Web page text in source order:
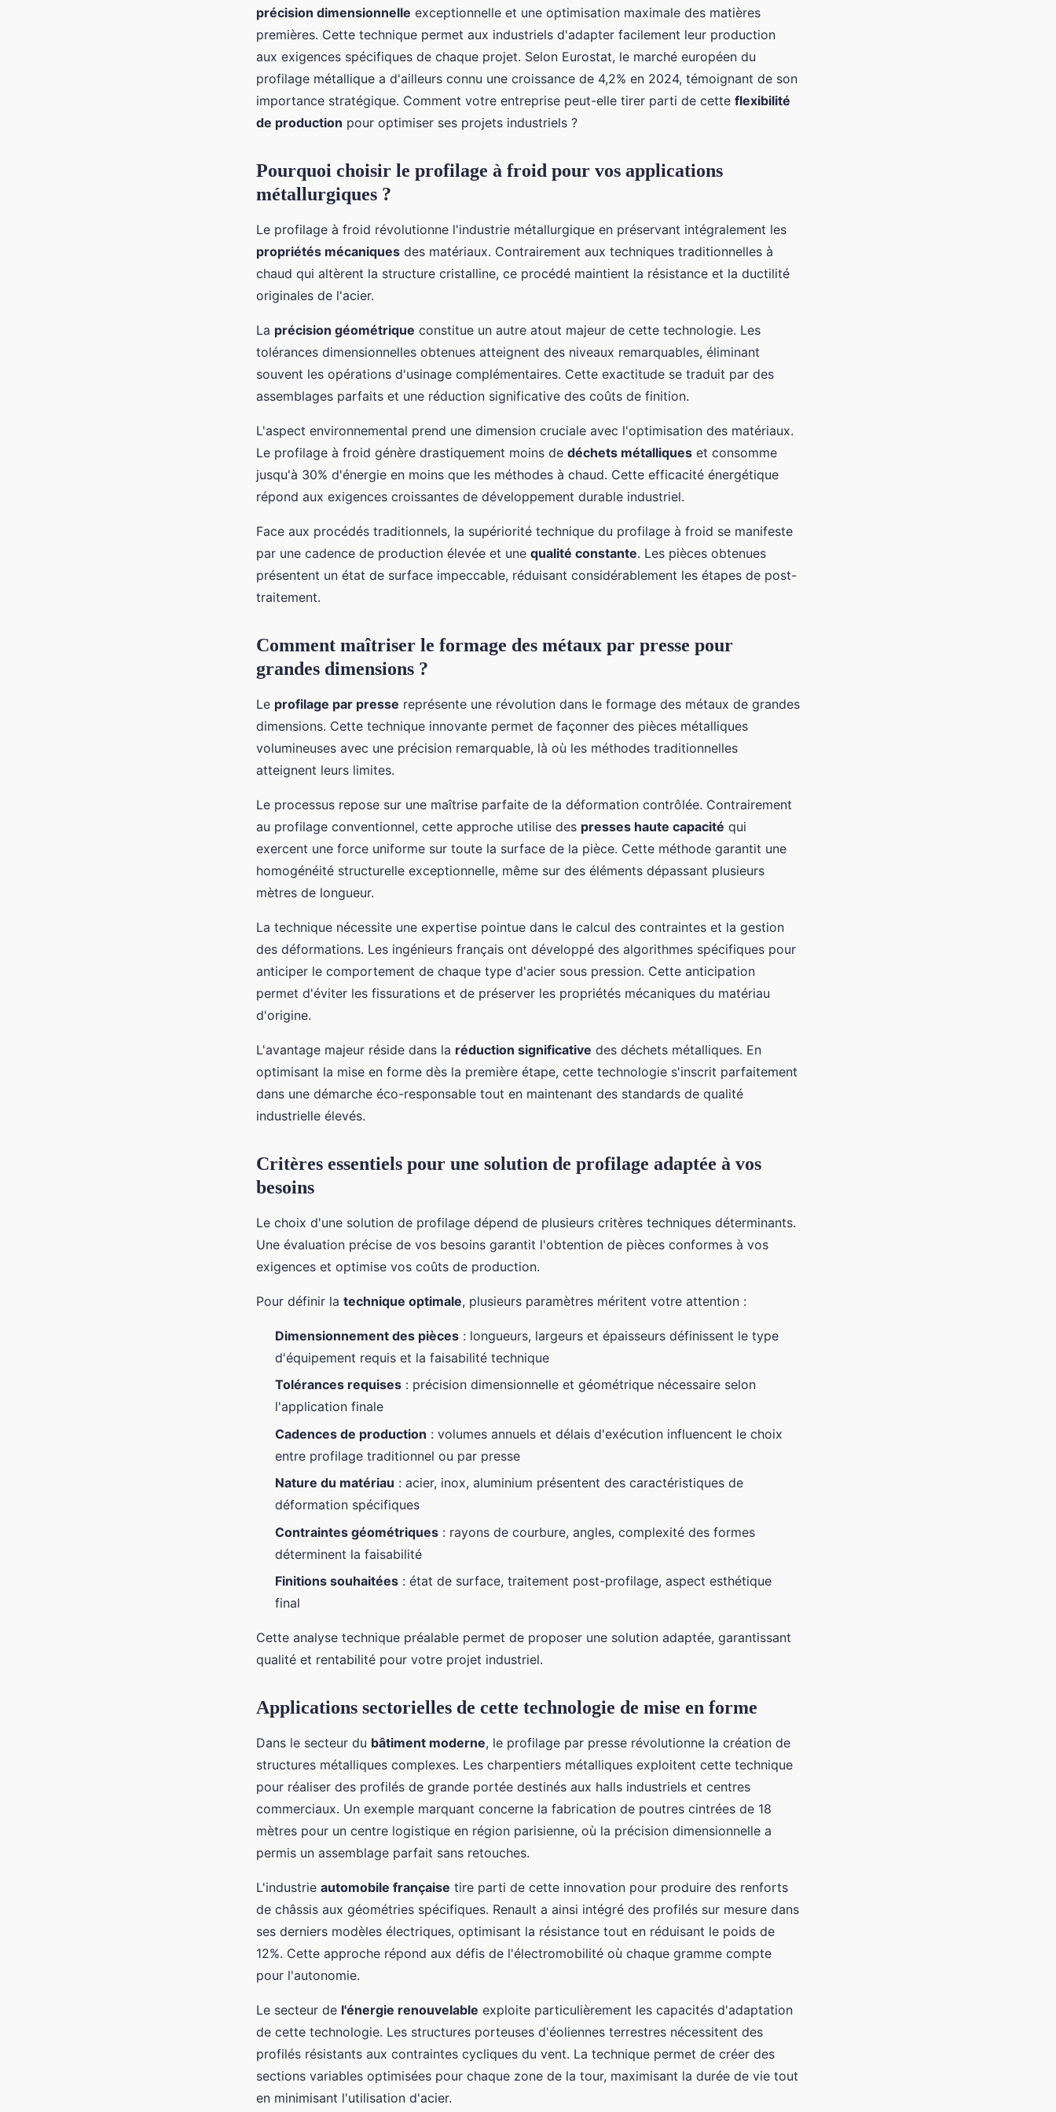
précision dimensionnelle exceptionnelle et une optimisation maximale des matières
premières. Cette technique permet aux industriels d'adapter facilement leur production
aux exigences spécifiques de chaque projet. Selon Eurostat, le marché européen du
profilage métallique a d'ailleurs connu une croissance de 4,2% en 2024, témoignant de son
importance stratégique. Comment votre entreprise peut-elle tirer parti de cette flexibilité
de production pour optimiser ses projets industriels ?
Pourquoi choisir le profilage à froid pour vos applications
métallurgiques ?
Le profilage à froid révolutionne l'industrie métallurgique en préservant intégralement les
propriétés mécaniques des matériaux. Contrairement aux techniques traditionnelles à
chaud qui altèrent la structure cristalline, ce procédé maintient la résistance et la ductilité
originales de l'acier.
La précision géométrique constitue un autre atout majeur de cette technologie. Les
tolérances dimensionnelles obtenues atteignent des niveaux remarquables, éliminant
souvent les opérations d'usinage complémentaires. Cette exactitude se traduit par des
assemblages parfaits et une réduction significative des coûts de finition.
L'aspect environnemental prend une dimension cruciale avec l'optimisation des matériaux.
Le profilage à froid génère drastiquement moins de déchets métalliques et consomme
jusqu'à 30% d'énergie en moins que les méthodes à chaud. Cette efficacité énergétique
répond aux exigences croissantes de développement durable industriel.
Face aux procédés traditionnels, la supériorité technique du profilage à froid se manifeste
par une cadence de production élevée et une qualité constante. Les pièces obtenues
présentent un état de surface impeccable, réduisant considérablement les étapes de post-
traitement.
Comment maîtriser le formage des métaux par presse pour
grandes dimensions ?
Le profilage par presse représente une révolution dans le formage des métaux de grandes
dimensions. Cette technique innovante permet de façonner des pièces métalliques
volumineuses avec une précision remarquable, là où les méthodes traditionnelles
atteignent leurs limites.
Le processus repose sur une maîtrise parfaite de la déformation contrôlée. Contrairement
au profilage conventionnel, cette approche utilise des presses haute capacité qui
exercent une force uniforme sur toute la surface de la pièce. Cette méthode garantit une
homogénéité structurelle exceptionnelle, même sur des éléments dépassant plusieurs
mètres de longueur.
La technique nécessite une expertise pointue dans le calcul des contraintes et la gestion
des déformations. Les ingénieurs français ont développé des algorithmes spécifiques pour
anticiper le comportement de chaque type d'acier sous pression. Cette anticipation
permet d'éviter les fissurations et de préserver les propriétés mécaniques du matériau
d'origine.
L'avantage majeur réside dans la réduction significative des déchets métalliques. En
optimisant la mise en forme dès la première étape, cette technologie s'inscrit parfaitement
dans une démarche éco-responsable tout en maintenant des standards de qualité
industrielle élevés.
Critères essentiels pour une solution de profilage adaptée à vos
besoins
Le choix d'une solution de profilage dépend de plusieurs critères techniques déterminants.
Une évaluation précise de vos besoins garantit l'obtention de pièces conformes à vos
exigences et optimise vos coûts de production.
Pour définir la technique optimale, plusieurs paramètres méritent votre attention :
Dimensionnement des pièces : longueurs, largeurs et épaisseurs définissent le type
d'équipement requis et la faisabilité technique
Tolérances requises : précision dimensionnelle et géométrique nécessaire selon
l'application finale
Cadences de production : volumes annuels et délais d'exécution influencent le choix
entre profilage traditionnel ou par presse
Nature du matériau : acier, inox, aluminium présentent des caractéristiques de
déformation spécifiques
Contraintes géométriques : rayons de courbure, angles, complexité des formes
déterminent la faisabilité
Finitions souhaitées : état de surface, traitement post-profilage, aspect esthétique
final
Cette analyse technique préalable permet de proposer une solution adaptée, garantissant
qualité et rentabilité pour votre projet industriel.
Applications sectorielles de cette technologie de mise en forme
Dans le secteur du bâtiment moderne, le profilage par presse révolutionne la création de
structures métalliques complexes. Les charpentiers métalliques exploitent cette technique
pour réaliser des profilés de grande portée destinés aux halls industriels et centres
commerciaux. Un exemple marquant concerne la fabrication de poutres cintrées de 18
mètres pour un centre logistique en région parisienne, où la précision dimensionnelle a
permis un assemblage parfait sans retouches.
L'industrie automobile française tire parti de cette innovation pour produire des renforts
de châssis aux géométries spécifiques. Renault a ainsi intégré des profilés sur mesure dans
ses derniers modèles électriques, optimisant la résistance tout en réduisant le poids de
12%. Cette approche répond aux défis de l'électromobilité où chaque gramme compte
pour l'autonomie.
Le secteur de l'énergie renouvelable exploite particulièrement les capacités d'adaptation
de cette technologie. Les structures porteuses d'éoliennes terrestres nécessitent des
profilés résistants aux contraintes cycliques du vent. La technique permet de créer des
sections variables optimisées pour chaque zone de la tour, maximisant la durée de vie tout
en minimisant l'utilisation d'acier.